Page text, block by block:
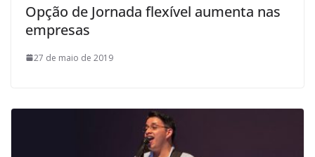
Opção de Jornada flexível aumenta nas
empresas
27 de maio de 2019